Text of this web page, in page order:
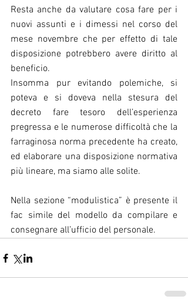
Resta anche da valutare cosa fare per i
nuovi assunti e i dimessi nel corso del
mese novembre che per effetto di tale
disposizione potrebbero avere diritto al
beneficio.
Insomma pur evitando polemiche, si
poteva e si doveva nella stesura del
decreto fare tesoro dell’esperienza
pregressa e le numerose difficoltà che la
farraginosa norma precedente ha creato,
ed elaborare una disposizione normativa
più lineare, ma siamo alle solite.
Nella sezione “modulistica” è presente il
fac simile del modello da compilare e
consegnare all’ufficio del personale.